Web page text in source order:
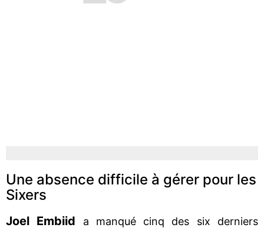
Une absence difficile à gérer pour les
Sixers
Joel Embiid a manqué cinq des six derniers